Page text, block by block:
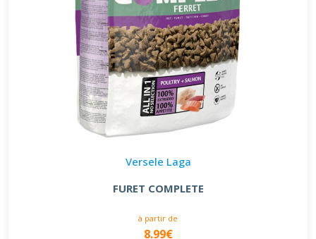
Versele Laga
FURET COMPLETE
à partir de
8.99€